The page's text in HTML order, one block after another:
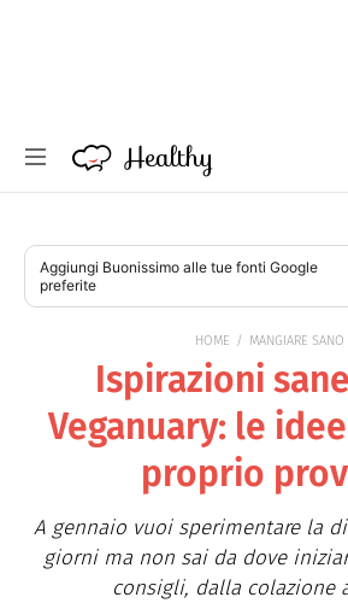
Healthy
Healthy
Aggiungi Buonissimo alle tue fonti Google
preferite
HOME MANGIARE SANO
Ispirazioni
Veganuary: le
proprio
A gennaio vuoi sperimentare la
giorni ma non sai da dove
consigli, dalla colazione